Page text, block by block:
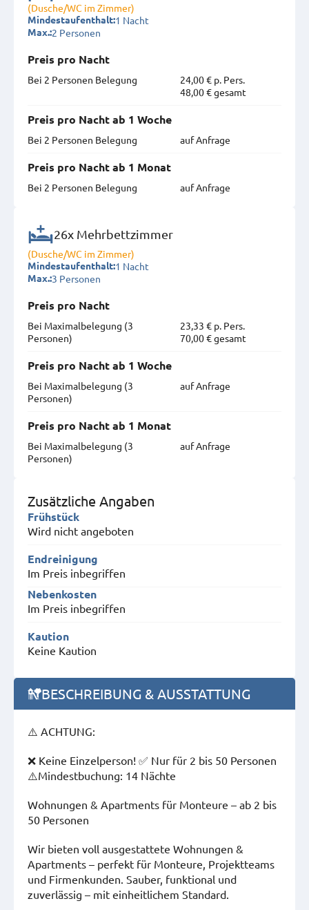
(Dusche/WC im Zimmer)
Mindestaufenthalt:1 Nacht
Max.:2 Personen
Preis pro Nacht
Bei 2 Personen Belegung
24,00 € p. Pers.
48,00 € gesamt
Preis pro Nacht ab 1 Woche
Bei 2 Personen Belegung
auf Anfrage
Preis pro Nacht ab 1 Monat
Bei 2 Personen Belegung
auf Anfrage
26x Mehrbettzimmer
(Dusche/WC im Zimmer)
Mindestaufenthalt:1 Nacht
Max.:3 Personen
Preis pro Nacht
Bei Maximal­belegung (3
Personen)
23,33 € p. Pers.
70,00 € gesamt
Preis pro Nacht ab 1 Woche
Bei Maximal­belegung (3
Personen)
auf Anfrage
Preis pro Nacht ab 1 Monat
Bei Maximal­belegung (3
Personen)
auf Anfrage
Zusätzliche Angaben
Frühstück
Wird nicht angeboten
Endreinigung
Im Preis inbegriffen
Nebenkosten
Im Preis inbegriffen
Kaution
Keine Kaution
BESCHREIBUNG & AUSSTATTUNG
⚠️ ACHTUNG:
❌ Keine Einzelperson! ✅ Nur für 2 bis 50 Personen
⚠️Mindestbuchung: 14 Nächte
Wohnungen & Apartments für Monteure – ab 2 bis
50 Personen
Wir bieten voll ausgestattete Wohnungen &
Apartments – perfekt für Monteure, Projektteams
und Firmenkunden. Sauber, funktional und
zuverlässig – mit einheitlichem Standard.